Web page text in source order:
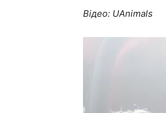
Відео: UAnimals